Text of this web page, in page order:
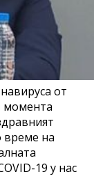
от
момента
време на
19 у нас